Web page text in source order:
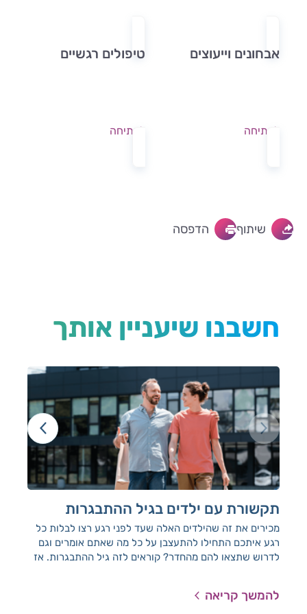
אבחונים וייעוצים
לפתיחה
טיפולים רגשיים
לפתיחה
שיתוף הדפסה
חשבנו שיעניין אותך
תקשורת עם ילדים בגיל ההתבגרות
מכירים את זה שהילדים האלה שעד לפני רגע רצו לבלות כל
רגע איתכם התחילו להתעצבן על כל מה שאתם אומרים וגם
לדרוש שתצאו להם מהחדר? קוראים לזה גיל ההתבגרות. אז
להמשך קריאה